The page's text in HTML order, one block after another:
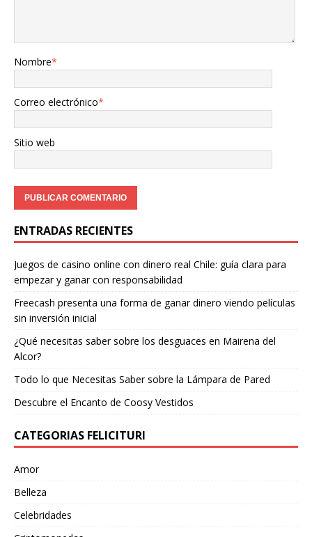
Nombre*
Correo electrónico*
Sitio web
ENTRADAS RECIENTES
Juegos de casino online con dinero real Chile: guía clara para
empezar y ganar con responsabilidad
Freecash presenta una forma de ganar dinero viendo películas
sin inversión inicial
¿Qué necesitas saber sobre los desguaces en Mairena del
Alcor?
Todo lo que Necesitas Saber sobre la Lámpara de Pared
Descubre el Encanto de Coosy Vestidos
CATEGORIAS FELICITURI
Amor
Belleza
Celebridades